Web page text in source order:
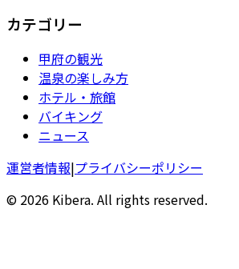
カテゴリー
甲府の観光
温泉の楽しみ方
ホテル・旅館
バイキング
ニュース
運営者情報|プライバシーポリシー
© 2026 Kibera. All rights reserved.